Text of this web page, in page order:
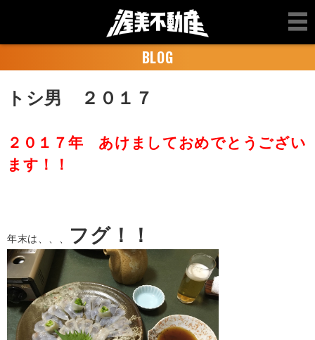
BLOG
トシ男 ２０１７
２０１７年 あけましておめでとうござい
ます！！
年末は、、、 フグ！！